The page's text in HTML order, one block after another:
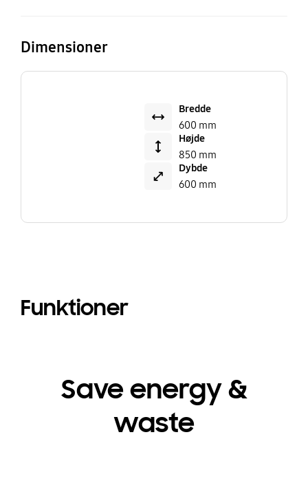
Dimensioner
Bredde
600 mm
Højde
850 mm
Dybde
600 mm
Funktioner
Save energy &
waste